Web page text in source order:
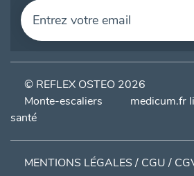
© REFLEX OSTEO 2026
Monte-escaliers
medicum.fr
santé
MENTIONS LÉGALES / CGU /